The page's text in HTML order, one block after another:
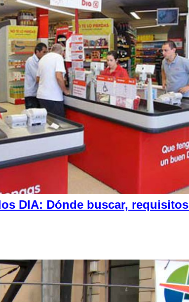
DIA: Dónde buscar,